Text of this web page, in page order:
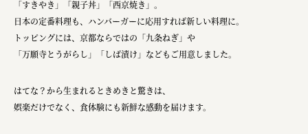
フードバレーとかち首都圏プロモーション実行委員会
株式会社 中華・高橋
オクズミ商事
「すきやき」「親子丼」「西京焼き」。
日本の定番料理も、ハンバーガーに応用すれば新しい料理に。
トッピングには、京都ならではの「九条ねぎ」や
「万願寺とうがらし」「しば漬け」などもご用意しました。
はてな？から生まれるときめきと驚きは、
娯楽だけでなく、食体験にも新鮮な感動を届けます。